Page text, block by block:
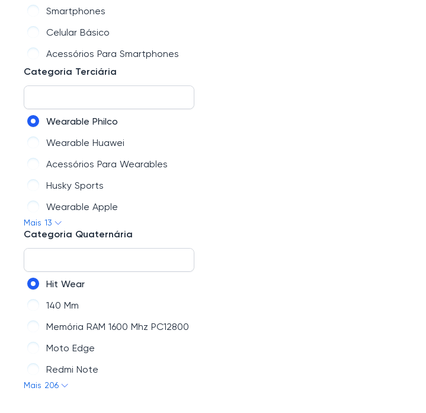
Câmeras E Drones
Segurança
Monitores
Energia
Eletroportáteis
Kit Teclado E Mouse
Games
Placa De Vídeo VGA
Escritório
Eletrodomésticos
Smartphones
Celular Básico
Acessórios Para Smartphones
Categoria Terciária
Wearable Philco
Wearable Huawei
Acessórios Para Wearables
Husky Sports
Wearable Apple
Wearable Xiaomi
Garmin
Wearable Amazfit
Mais 13
Categoria Quaternária
Hit Wear
140 Mm
Memória RAM 1600 Mhz PC12800
Moto Edge
Redmi Note
Mais 206